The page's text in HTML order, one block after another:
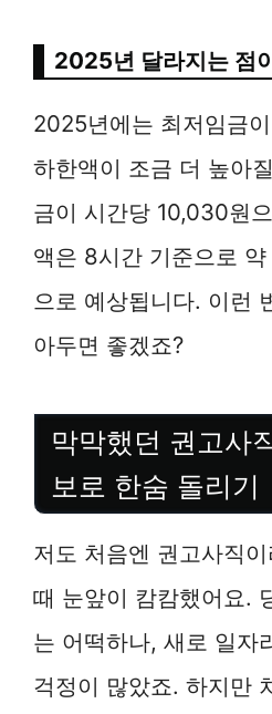
2025년 달라지는 점
2025년에는 최저임금
하한액이 조금 더 높아
금이 시간당 10,030원
액은 8시간 기준으로
으로 예상됩니다. 이런
아두면 좋겠죠?
막막했던 권고사
보로 한숨 돌리기
저도 처음엔 권고사직
때 눈앞이 캄캄했어요.
는 어떡하나, 새로 일자
걱정이 많았죠. 하지만